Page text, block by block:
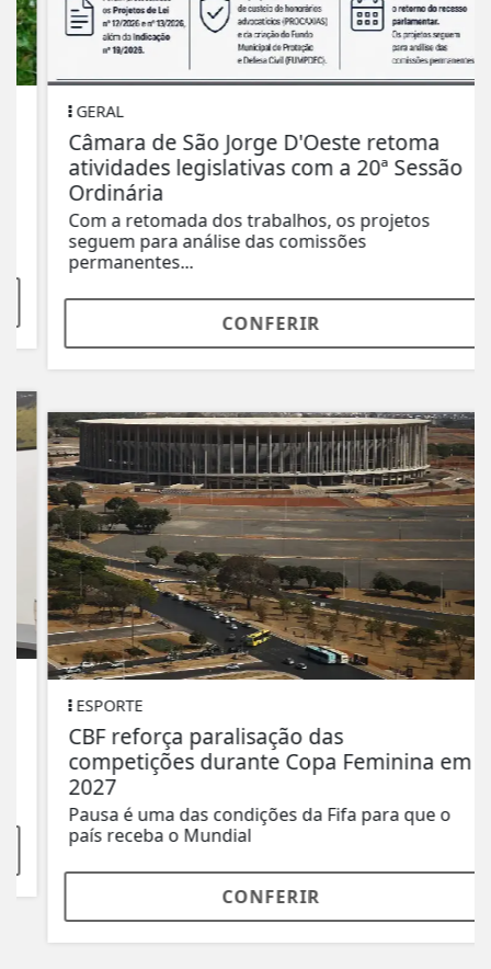
GERAL
Câmara de São Jorge D'Oeste retoma
atividades legislativas com a 20ª Sessão
Ordinária
Com a retomada dos trabalhos, os projetos
seguem para análise das comissões
permanentes...
CONFERIR
ESPORTE
CBF reforça paralisação das
competições durante Copa Feminina em
2027
Pausa é uma das condições da Fifa para que o
país receba o Mundial
CONFERIR